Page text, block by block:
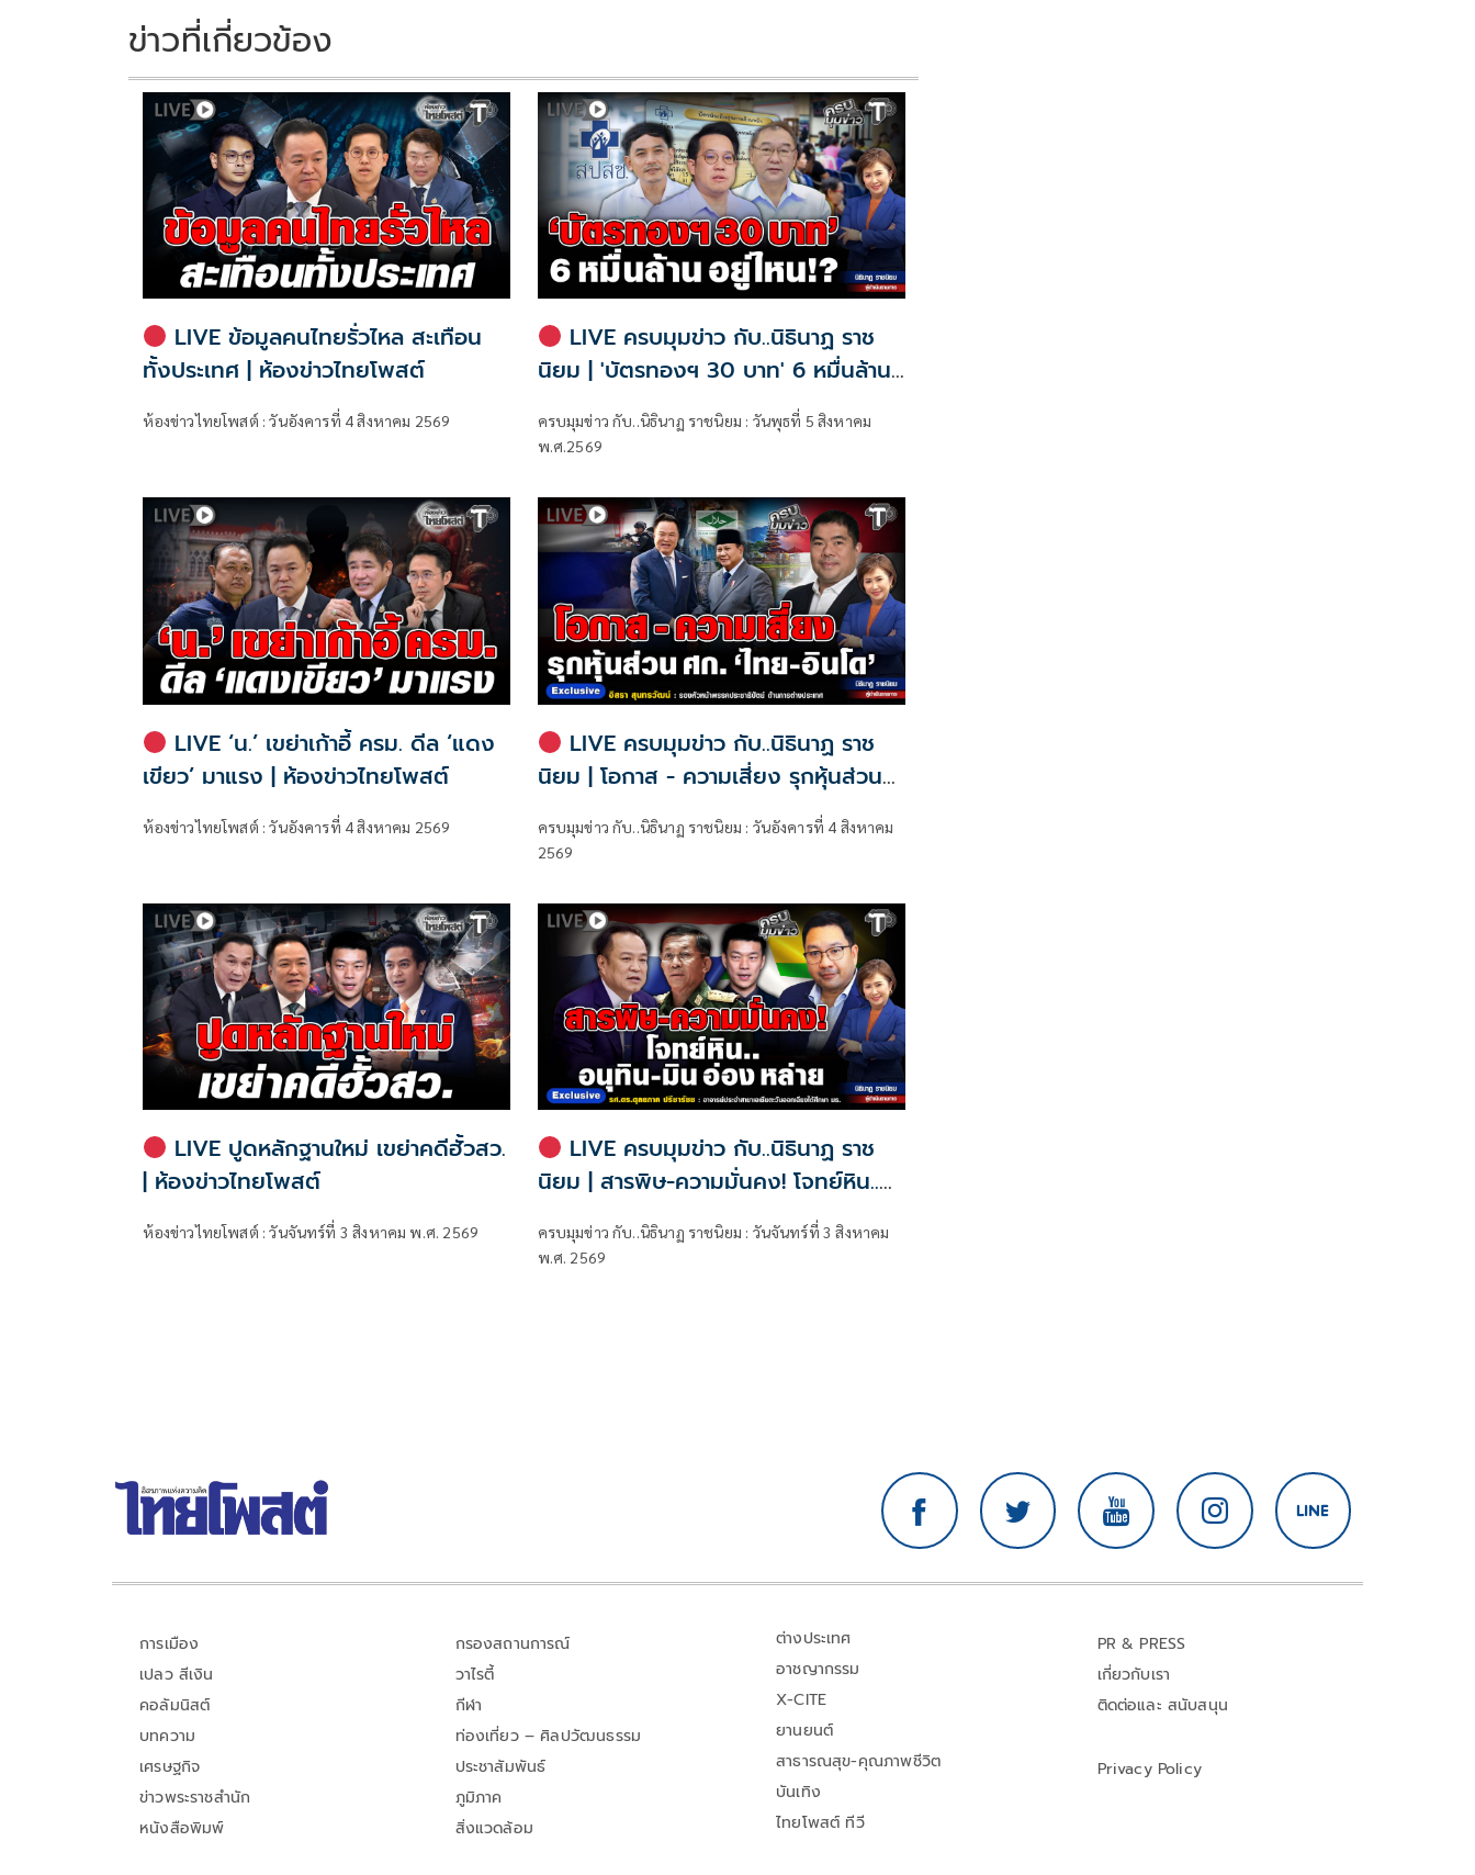
k k
ข่าวที่เกี่ยวข้อง
LIVE ข้อมูลคนไทยรั่วไหล สะเทือน
ทั้งประเทศ | ห้องข่าวไทยโพสต์
ห้องข่าวไทยโพสต์ : วันอังคารที่ 4 สิงหาคม 2569
LIVE ครบมุมข่าว กับ..นิธินาฏ ราช
นิยม | 'บัตรทองฯ 30 บาท' 6 หมื่นล้าน
ครบมุมข่าว กับ..นิธินาฏ ราชนิยม : วันพุธที่ 5 สิงหาคม
พ.ศ.2569
LIVE ‘น.’ เขย่าเก้าอี้ ครม. ดีล ‘แดง
เขียว’ มาแรง | ห้องข่าวไทยโพสต์
ห้องข่าวไทยโพสต์ : วันอังคารที่ 4 สิงหาคม 2569
LIVE ครบมุมข่าว กับ..นิธินาฏ ราช
นิยม | โอกาส - ความเสี่ยง รุกหุ้นส่วน
ครบมุมข่าว กับ..นิธินาฏ ราชนิยม : วันอังคารที่ 4 สิงหาคม
2569
LIVE ปูดหลักฐานใหม่ เขย่าคดีฮั้วสว.
| ห้องข่าวไทยโพสต์
ห้องข่าวไทยโพสต์ : วันจันทร์ที่ 3 สิงหาคม พ.ศ. 2569
LIVE ครบมุมข่าว กับ..นิธินาฏ ราช
นิยม | สารพิษ-ความมั่นคง! โจทย์หิน..
ครบมุมข่าว กับ..นิธินาฏ ราชนิยม : วันจันทร์ที่ 3 สิงหาคม
พ.ศ. 2569
การเมือง
เปลว สีเงิน
คอลัมนิสต์
บทความ
เศรษฐกิจ
ข่าวพระราชสำนัก
หนังสือพิมพ์
กรองสถานการณ์
วาไรตี้
กีฬา
ท่องเที่ยว – ศิลปวัฒนธรรม
ประชาสัมพันธ์
ภูมิภาค
สิ่งแวดล้อม
ต่างประเทศ
อาชญากรรม
X-CITE
ยานยนต์
สาธารณสุข-คุณภาพชีวิต
บันเทิง
ไทยโพสต์ ทีวี
PR & PRESS
เกี่ยวกับเรา
ติดต่อและ สนับสนุน
Privacy Policy